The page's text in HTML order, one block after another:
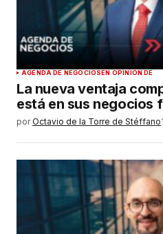
AGENDA DE NEGOCIOSEN OPINIÓN DE
La nueva ventaja
está en sus negocios
por Octavio de la Torre de Stéffano